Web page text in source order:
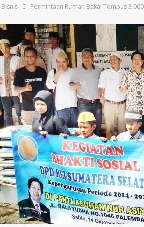
Bisnis Permintaan Rumah Bakal Tembus